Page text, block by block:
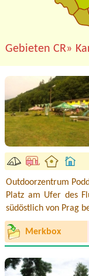
Gebieten CR»
Outdoorzentrum
Platz am Ufer des
südöstlich von Prag
Merkbox